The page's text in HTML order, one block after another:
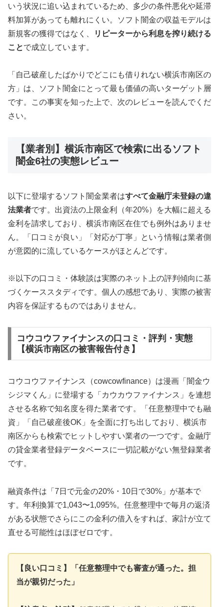
いう状況に追い込まれているため、多少の条件悪化や延滞
料加算があっても離れにくい。ソフト闇金の収益モデルは
新規客の獲得ではなく、
リピーターから利息を搾り続ける
ことで成立しています。
「自己破産したばかりでどこにも借りれない横浜市南区の
方」は、ソフト闇金にとって最も価値の高いターゲット層
です。この事実を知った上で、次のレビューを読んでくだ
さい。
【業者別】横浜市南区で検索に出るソフト
闇金6社の実態レビュー
以下に登場するソフト闇金業者はすべて金融庁未登録の違
法業者です。出資法の上限金利（年20%）を大幅に超える
金利を請求しており、横浜市南区在住でも例外はありませ
ん。「口コミが良い」「対応が丁寧」という情報は業者側
が意図的に流しているケースがほとんどです。
※以下の口コミ・体験談は実際のネット上の評判傾向に基
づくケーススタディです。個人の感想であり、実際の被害
内容を保証するものではありません。
コウコウファイナンスの口コミ・評判・実態
【横浜市南区の被害報告付き】
コウコウファイナンス（cowcowfinance）は漫画「闇金ウ
シジマくん」に登場する「カウカウファイナンス」を連想
させる名称で知名度を得た業者です。「任意整理中でも融
資」「自己破産後OK」を全面に打ち出しており、横浜市
南区からも検索でヒットしやすい業者の一つです。金融庁
の貸金業者登録データベースに一切記載がない無登録業者
です。
融資条件は「7日で元金の20%・10日で30%」が基本で
す。年利換算で1,043〜1,095%。任意整理中で毎月の返済
がある状態でさらにこの金利の借入をすれば、家計が立て
直せる可能性はほぼゼロです。
【良い口コミ】「任意整理中でも審査が通った。担
当が親切だった」